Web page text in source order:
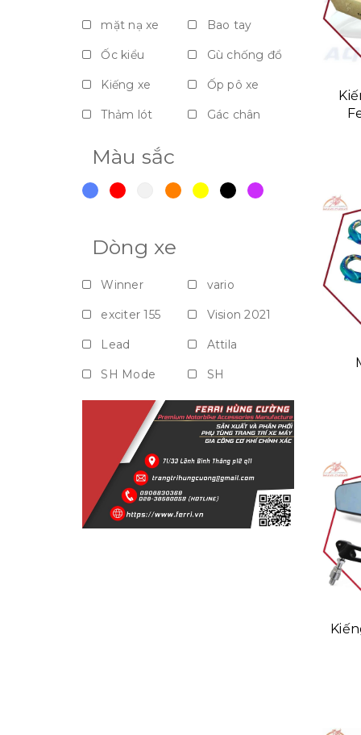
mặt nạ xe Bao tay
Ốc kiểu Gù chống đổ
Kiếng xe Ốp pô xe
Thảm lót Gác chân
Nắp bảo vệ - Vách ngăn - Dè
Màu sắc
Dòng xe
Winner vario
exciter 155 Vision 2021
Lead Attila
SH Mode SH
Vision Janus
Grande NVX
Nouvo Airblade
PCX Xe số
Mọi dòng xe